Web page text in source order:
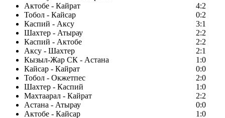
Актобе - Кайрат
4:2
Тобол - Кайсар
0:2
Каспий - Аксу
3:1
Шахтер - Атырау
2:2
Каспий - Актобе
2:2
Аксу - Шахтер
2:1
Кызыл-Жар СК - Астана
1:0
Кайсар - Кайрат
0:0
Тобол - Окжетпес
2:0
Шахтер - Каспий
1:0
Махтаарал - Кайрат
2:2
Астана - Атырау
0:0
Актобе - Кайсар
1:0